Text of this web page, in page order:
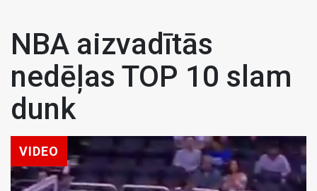
NBA aizvadītās
nedēļas TOP 10 slam
dunk
VIDEO